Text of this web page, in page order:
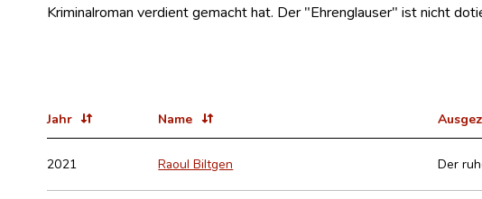
Kriminalroman verdient gemacht hat. Der "Ehrenglauser" ist nicht
Jahr Name
2021 Raoul Biltgen Der